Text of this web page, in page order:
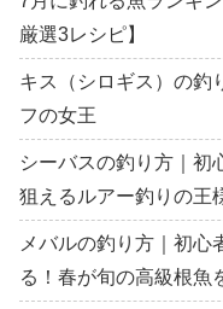
厳選3レシピ】
キス（シロギス）の釣
フの女王
シーバスの釣り方｜初
狙えるルアー釣りの王
メバルの釣り方｜初心
る！春が旬の高級根魚